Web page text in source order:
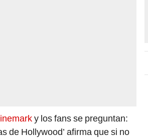
y los fans se preguntan:
de Hollywood’ afirma que si no